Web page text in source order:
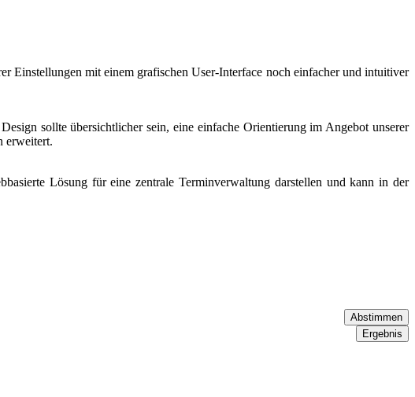
Einstellungen mit einem grafischen User-Interface noch einfacher und intuitiver
sollte übersichtlicher sein, eine einfache Orientierung im Angebot unserer
erweitert.
Lösung für eine zentrale Terminverwaltung darstellen und kann in der